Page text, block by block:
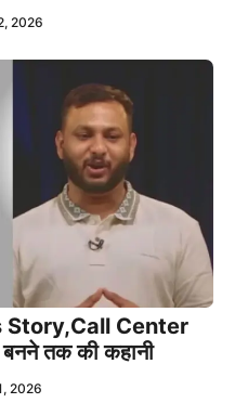
2026
Story,Call Center
तक की कहानी
2026